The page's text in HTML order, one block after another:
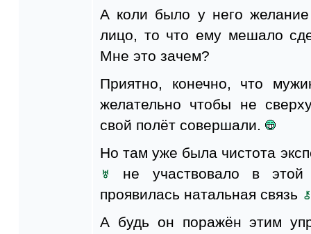
А коли было у него
лицо, то что ему мешало
Мне это зачем?
Приятно, конечно, что
желательно чтобы не
свой полёт совершали.
Но там уже была чистота
не участвовало в
проявилась натальная связь
А будь он поражён этим